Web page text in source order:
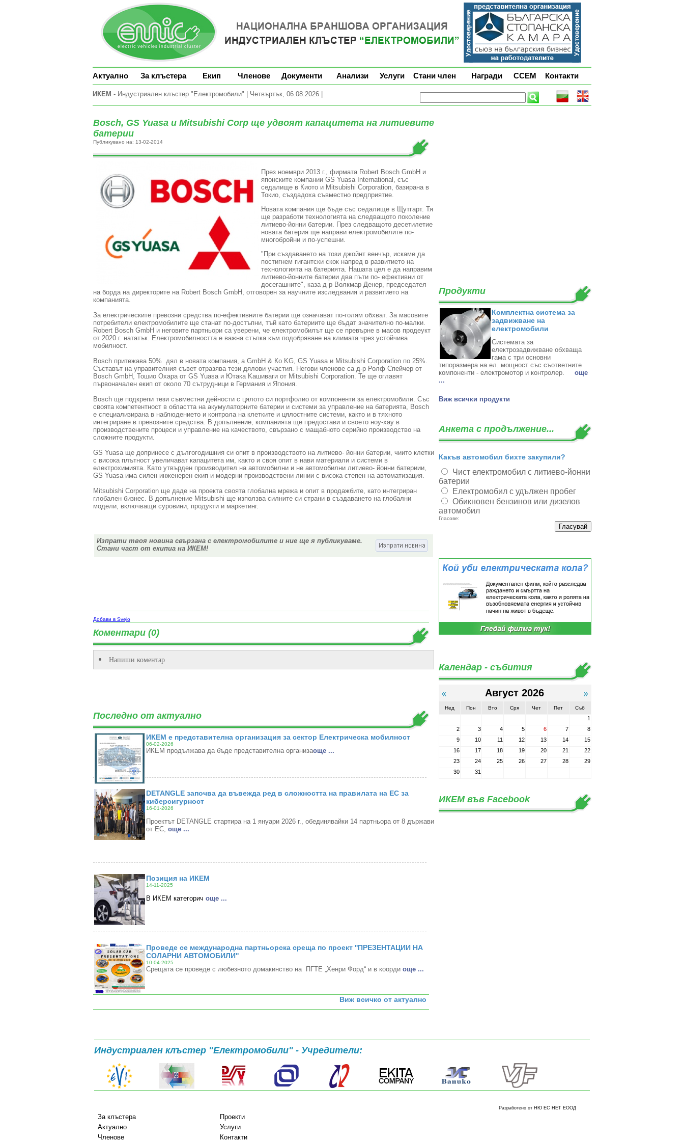
Актуално За клъстера Екип Членове Документи Анализи Услуги Стани член Награди ССЕМ Контакти
ИКЕМ - Индустриален клъстер "Електромобили" | Четвъртък, 06.08.2026 |
Bosch, GS Yuasa и Mitsubishi Corp ще удвоят капацитета на литиевите
батерии
Публикувано на: 13-02-2014
През ноември 2013 г., фирмата Robert Bosch GmbH и
японските компании GS Yuasa International, със
седалище в Киото и Mitsubishi Corporation, базирана в
Токио, създадоха съвместно предприятие.
Новата компания ще бъде със седалище в Щутгарт. Тя
ще разработи технологията на следващото поколение
литиево-йонни батерии. През следващото десетилетие
новата батерия ще направи електромобилите по-
многобройни и по-успешни.
"При създаването на този джойнт венчър, искаме да
постигнем гигантски скок напред в развитието на
технологията на батерията. Нашата цел е да направим
литиево-йонните батерии два пъти по- ефективни от
досегашните", каза д-р Волкмар Денер, председател
на борда на директорите на Robert Bosch GmbH, отговорен за научните изследвания и развитието на
компанията.
За електрическите превозни средства по-ефективните батерии ще означават по-голям обхват. За масовите
потребители електромобилите ще станат по-достъпни, тъй като батериите ще бъдат значително по-малки.
Robert Bosch GmbH и неговите партньори са уверени, че електромобилът ще се превърне в масов продеукт
от 2020 г. нататък. Електромобилността е важна стъпка към подобряване на климата чрез устойчива
мобилност.
Bosch притежава 50% дял в новата компания, а GmbH & Ко KG, GS Yuasa и Mitsubishi Corporation по 25%.
Съставът на управителния съвет отразява тези дялови участия. Негови членове са д-р Ролф Спейчер от
Bosch GmbH, Тошио Охара от GS Yuasa и Ютака Kaшиваги от Mitsubishi Corporation. Те ще оглавят
първоначален екип от около 70 сътрудници в Германия и Япония.
Bosch ще подкрепи тези съвместни дейности с цялото си портфолио от компоненти за електромобили. Със
своята компетентност в областта на акумулаторните батерии и системи за управление на батерията, Bosch
е специализирана в наблюдението и контрола на клетките и цялостните системи, както и в тяхното
интегриране в превозните средства. В допълнение, компанията ще предостави и своето ноу-хау в
производствените процеси и управление на качеството, свързано с мащабното серийно производство на
сложните продукти.
GS Yuasa ще допринесе с дългогодишния си опит в производството на литиево- йонни батерии, чиито клетки
с висока плътност увеличават капацитета им, както и своя опит в нави материали и системи в
електрохимията. Като утвърден производител на автомобилни и не автомобилни литиево- йонни батериии,
GS Yuasa има силен инженерен екип и модерни производствени линии с висока степен на автоматизация.
Mitsubishi Corporation ще даде на проекта своята глобална мрежа и опит в продажбите, като интегриран
глобален бизнес. В допълнение Mitsubishi ще използва силните си страни в създаването на глобални
модели, включващи суровини, продукти и маркетинг.
Изпрати твоя новина свързана с електромобилите и ние ще я публикуваме.
Стани част от екипиа на ИКЕМ!
Добави в Svejo
Коментари (0)
Напиши коментар
Последно от актуално
ИКЕМ е представителна организация за сектор Електрическа мобилност
06-02-2026
ИКЕМ продължава да бъде представителна организаoще ...
DETANGLE започва да въвежда ред в сложността на правилата на ЕС за
киберсигурност
16-01-2026
Проектът DETANGLE стартира на 1 януари 2026 г., обединявайки 14 партньора от 8 държави
от ЕС, oще ...
Позиция на ИКЕМ
14-11-2025
В ИКЕМ категорич oще ...
Проведе се международна партньорска среща по проект ''ПРЕЗЕНТАЦИИ НА
СОЛАРНИ АВТОМОБИЛИ''
10-04-2025
Срещата се проведе с любезното домакинство на ПГТЕ „Хенри Форд“ и в коорди oще ...
Виж всичко от актуално
Продукти
Комплектна система за
задвижване на
електромобили
Системата за
електрозадвижване обхваща
гама с три основни
типоразмера на ел. мощност със съответните
компоненти - електромотор и контролер. ‎ oще
...
Виж всички продукти
Анкета с продължение...
Какъв автомобил бихте закупили?
Чист електромобил с литиево-йонни
батерии
Електромобил с удължен пробег
Обикновен бензинов или дизелов
автомобил
Гласове:
Календар - събития
Август 2026
Нед Пон Вто Сря Чет Пет Съб
1
2
3 4 5 6 7
8
9
10 11 12 13 14
15
16
17 18 19 20 21
22
23
24 25 26 27 28
29
30
31
ИКЕМ във Facebook
Индустриален клъстер "Електромобили" - Учредители:
За клъстера
Проекти
Актуално
Услуги
Членове
Контакти
Разработено от НЮ ЕС НЕТ ЕООД